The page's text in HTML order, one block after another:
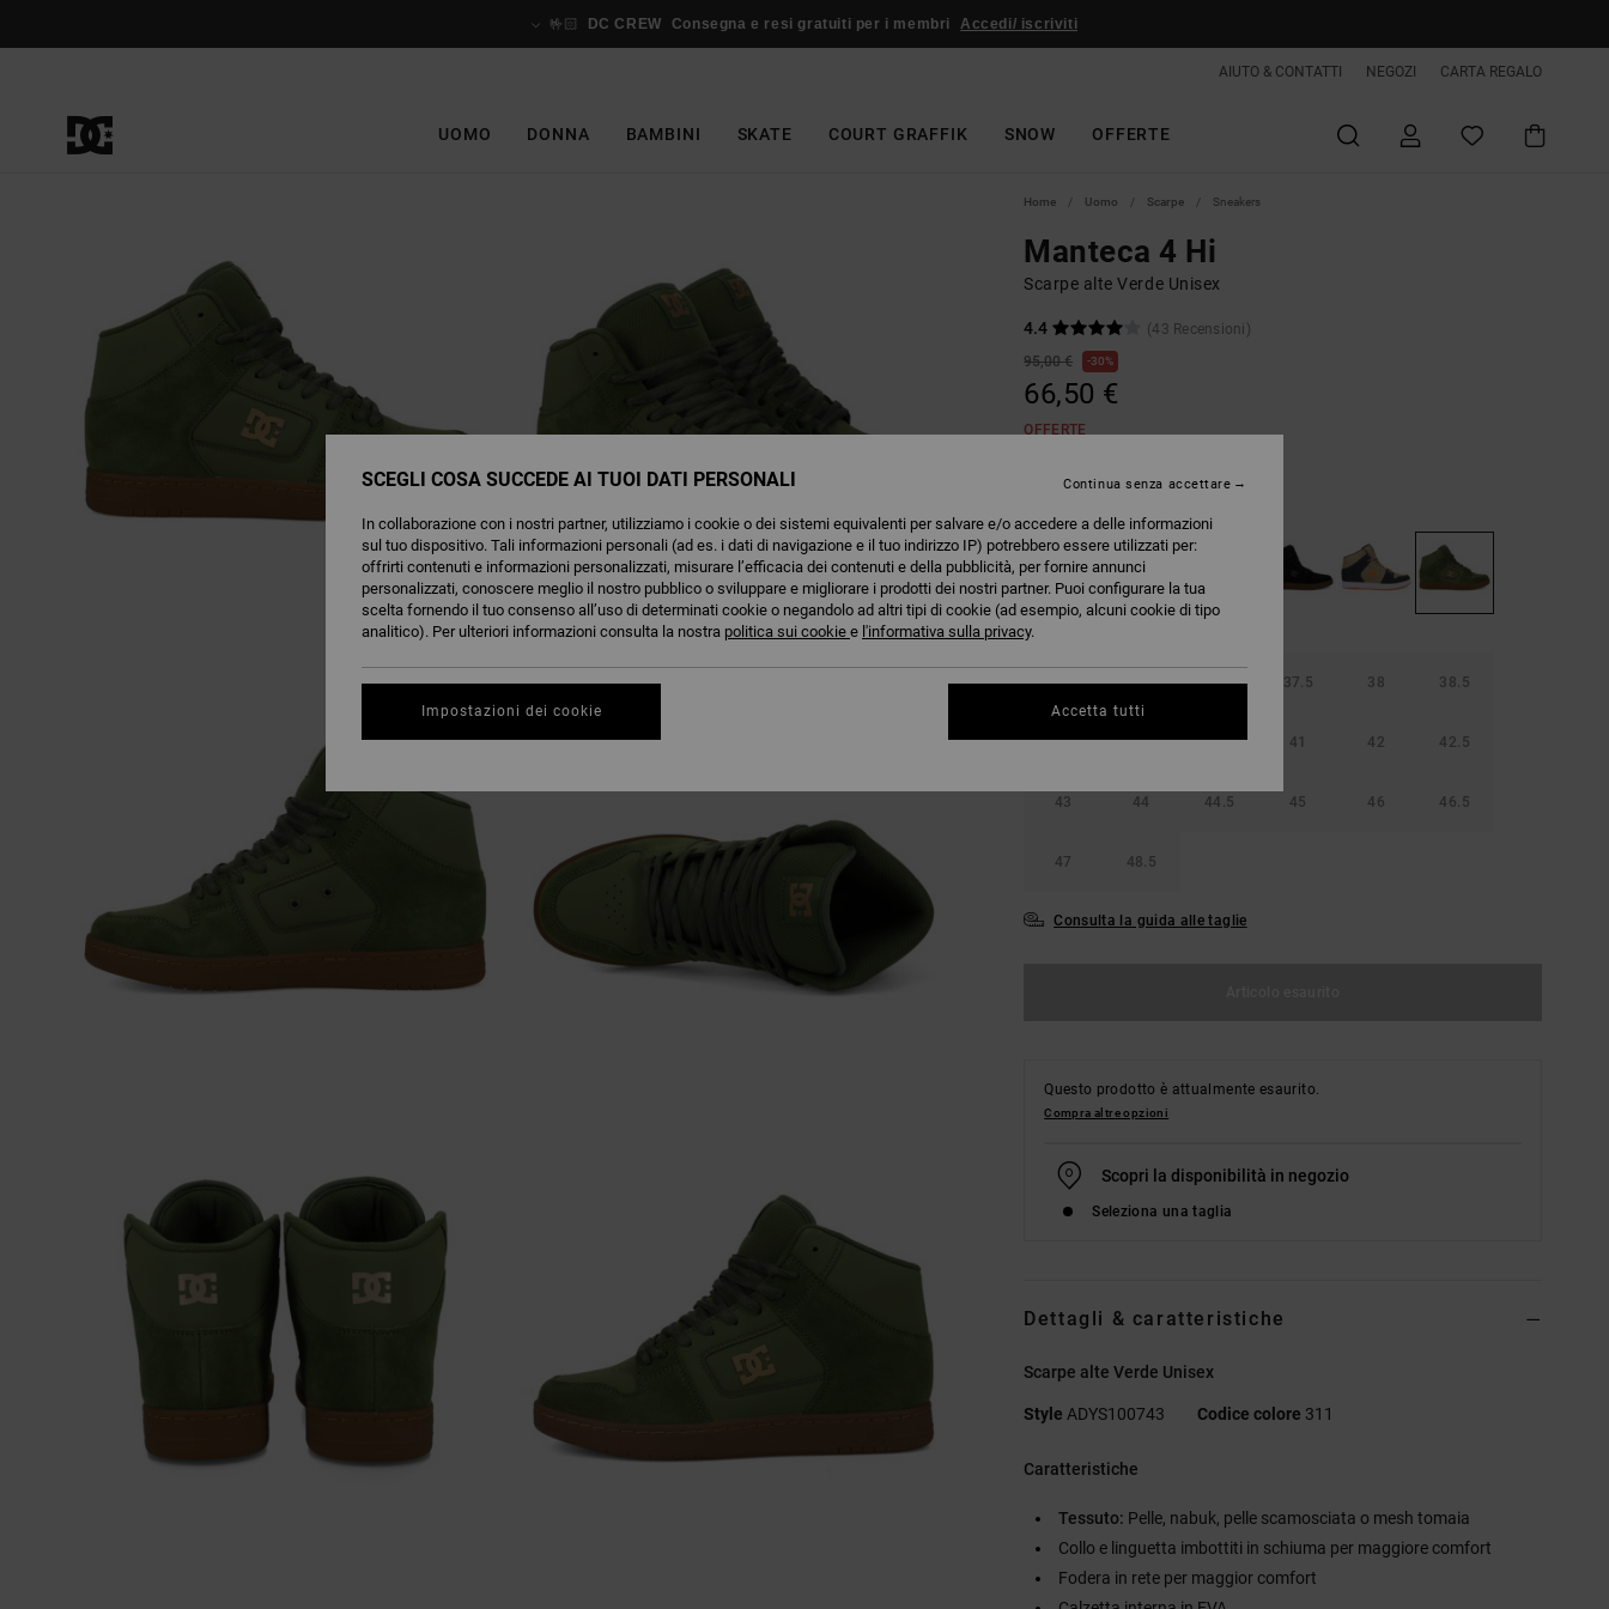
🤟🏻 DC CREW Consegna e resi gratuiti per i membri Accedi/ iscriviti
AIUTO & CONTATTI NEGOZI CARTA REGALO
UOMO DONNA BAMBINI SKATE COURT GRAFFIK SNOW OFFERTE
Home Uomo Scarpe Sneakers
Manteca 4 Hi
Scarpe alte Verde Unisex
4.4
(43 Recensioni)
95,00 €
30%
66,50 €
OFFERTE
36 36.5 37 37.5 38 38.5
39 40 40.5 41 42 42.5
43 44 44.5 45 46 46.5
47 48.5
Consulta la guida alle taglie
Questo prodotto è attualmente esaurito.
Compra altre opzioni
Scopri la disponibilità in negozio
Seleziona una taglia
Dettagli & caratteristiche
Scarpe alte Verde Unisex
Style ADYS100743 Codice colore 311
Caratteristiche
Tessuto: Pelle, nabuk, pelle scamosciata o mesh tomaia
Collo e linguetta imbottiti in schiuma per maggiore comfort
Fodera in rete per maggior comfort
SCEGLI COSA SUCCEDE AI TUOI DATI PERSONALI
In collaborazione con i nostri partner, utilizziamo i cookie o dei sistemi equivalenti per salvare e/o accedere a delle informazioni
sul tuo dispositivo. Tali informazioni personali (ad es. i dati di navigazione e il tuo indirizzo IP) potrebbero essere utilizzati per:
offrirti contenuti e informazioni personalizzati, misurare l’efficacia dei contenuti e della pubblicità, per fornire annunci
personalizzati, conoscere meglio il nostro pubblico o sviluppare e migliorare i prodotti dei nostri partner. Puoi configurare la tua
scelta fornendo il tuo consenso all’uso di determinati cookie o negandolo ad altri tipi di cookie (ad esempio, alcuni cookie di tipo
analitico). Per ulteriori informazioni consulta la nostra politica sui cookie e l'informativa sulla privacy.
Impostazioni dei cookie
Continua senza accettare
Accetta tutti